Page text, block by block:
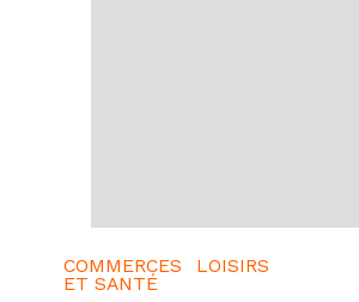
COMMERCES
ET SANTÉ
LOISIRS